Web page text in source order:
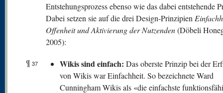
Entstehungsprozess ebenso wie das dabei entstehende
Dabei setzen sie auf die drei Design-Prinzipien
Offenheit und Aktivierung der Nutzenden(Döbeli
2005):
¶ 37 Wikis sind einfach: Das oberste Prinzip bei der
von Wikis war Einfachheit. So bezeichnete Ward
Cunningham Wikis als «die einfachste